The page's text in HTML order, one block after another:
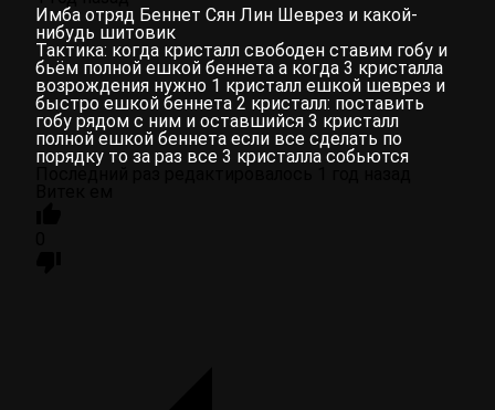
Имба отряд Беннет Сян Лин Шеврез и какой-
нибудь шитовик
Тактика: когда кристалл свободен ставим гобу и
бьём полной ешкой беннета а когда 3 кристалла
возрождения нужно 1 кристалл ешкой шеврез и
быстро ешкой беннета 2 кристалл: поставить
гобу рядом с ним и оставшийся 3 кристалл
полной ешкой беннета если все сделать по
порядку то за раз все 3 кристалла собьются